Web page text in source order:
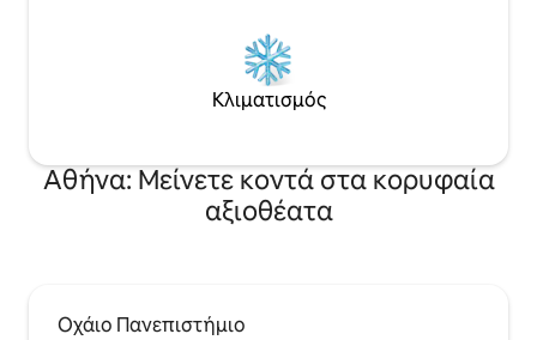
Κλιματισμός
Αθήνα: Μείνετε κοντά στα κορυφαία
αξιοθέατα
Οχάιο Πανεπιστήμιο